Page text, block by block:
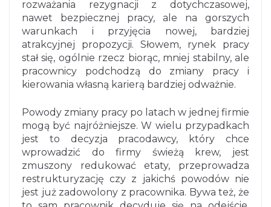
rozważania rezygnacji z dotychczasowej,
nawet bezpiecznej pracy, ale na gorszych
warunkach i przyjęcia nowej, bardziej
atrakcyjnej propozycji. Słowem, rynek pracy
stał się, ogólnie rzecz biorąc, mniej stabilny, ale
pracownicy podchodzą do zmiany pracy i
kierowania własną karierą bardziej odważnie.
Powody zmiany pracy po latach w jednej firmie
mogą być najróżniejsze. W wielu przypadkach
jest to decyzja pracodawcy, który chce
wprowadzić do firmy świeżą krew, jest
zmuszony redukować etaty, przeprowadza
restrukturyzację czy z jakichś powodów nie
jest już zadowolony z pracownika. Bywa też, że